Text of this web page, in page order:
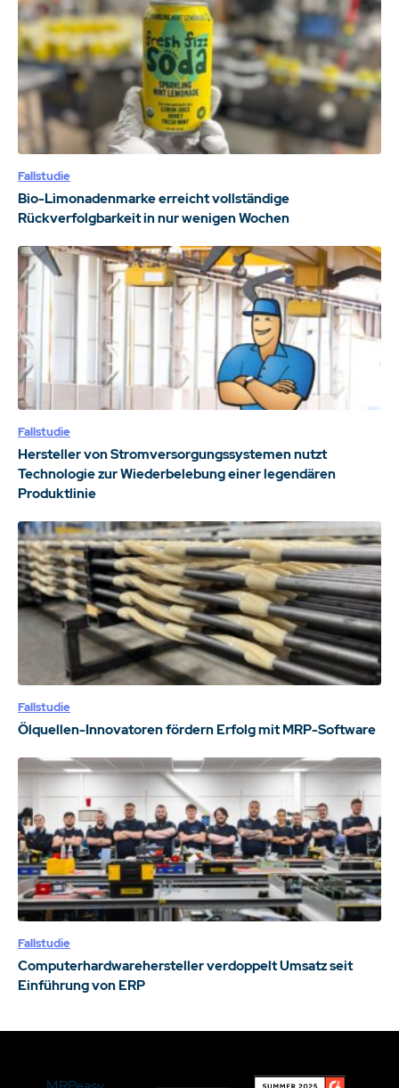
Fallstudie
Bio-Limonadenmarke erreicht vollständige
Rückverfolgbarkeit in nur wenigen Wochen
Fallstudie
Hersteller von Stromversorgungssystemen nutzt
Technologie zur Wiederbelebung einer legendären
Produktlinie
Fallstudie
Ölquellen-Innovatoren fördern Erfolg mit MRP-Software
Fallstudie
Computerhardwarehersteller verdoppelt Umsatz seit
Einführung von ERP